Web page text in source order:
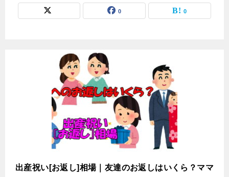
0 0
出産祝い[お返し]相場｜友達のお返しはいくら？ママ